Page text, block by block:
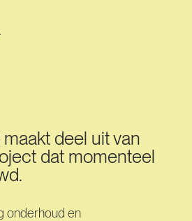
deel uit van
dat momenteel
onderhoud en